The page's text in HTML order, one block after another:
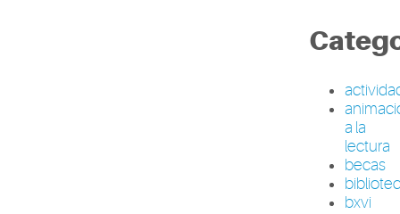
a la
lectura
becas
bxvi